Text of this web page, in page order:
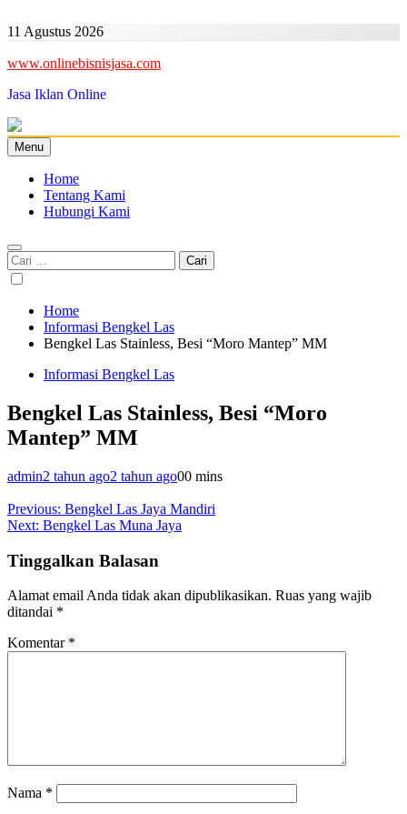
to
11 Agustus 2026
www.onlinebisnisjasa.com
Jasa Iklan Online
Menu
Home
Tentang Kami
Hubungi Kami
Cari
untuk:
Home
Informasi Bengkel Las
Bengkel Las Stainless, Besi “Moro Mantep” MM
Informasi Bengkel Las
Bengkel Las Stainless, Besi “Moro
Mantep” MM
admin2 tahun ago2 tahun ago00 mins
Navigasi
pos
Previous: Bengkel Las Jaya Mandiri
Next: Bengkel Las Muna Jaya
Tinggalkan Balasan
Alamat email Anda tidak akan dipublikasikan. Ruas yang wajib
ditandai *
Komentar *
Nama *